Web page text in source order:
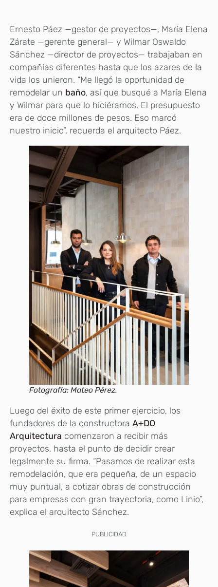
Ernesto Páez —gestor de proyectos—, María Elena
Zárate —gerente general— y Wilmar Oswaldo
Sánchez —director de proyectos— trabajaban en
compañías diferentes hasta que los azares de la
vida los unieron. “Me llegó la oportunidad de
remodelar un baño, así que busqué a María Elena
y Wilmar para que lo hiciéramos. El presupuesto
era de doce millones de pesos. Eso marcó
nuestro inicio”, recuerda el arquitecto Páez.
Fotografía: Mateo Pérez.
Luego del éxito de este primer ejercicio, los
fundadores de la constructora A+DO
Arquitectura comenzaron a recibir más
proyectos, hasta el punto de decidir crear
legalmente su firma. “Pasamos de realizar esta
remodelación, que era pequeña, de un espacio
muy puntual, a cotizar obras de construcción
para empresas con gran trayectoria, como Linio”,
explica el arquitecto Sánchez.
PUBLICIDAD